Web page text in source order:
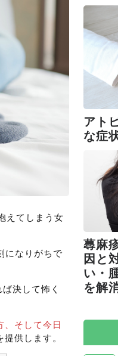
えてしまう女
になりがちで
決して怖く
そして今日
供します。
アト
な症
蕁麻
因と
い・
を解